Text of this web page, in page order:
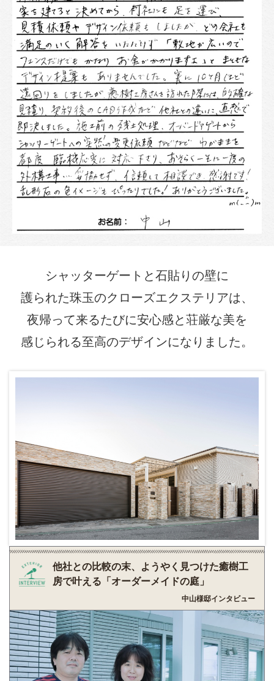
シャッターゲートと石貼りの壁に
護られた珠玉のクローズエクステリアは、
夜帰って来るたびに安心感と荘厳な美を
感じられる至高のデザインになりました。
他社との比較の末、ようやく見つけた癒樹工
房で叶える「オーダーメイドの庭」
中山様邸インタビュー